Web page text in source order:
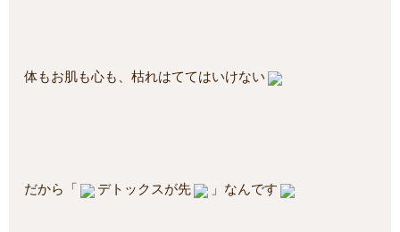
体もお肌も心も、枯れはててはいけない
だから「 デトックスが先 」なんです